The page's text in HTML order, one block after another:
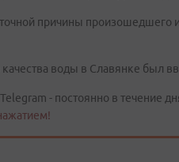
причины произошедшего
воды в Славянке был
- постоянно в течение